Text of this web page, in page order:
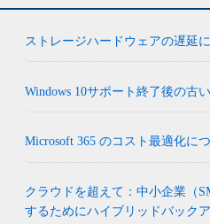
ストレージハードウェアの遅延
Windows 10サポート終了後の古
Microsoft 365 のコスト最適化に
クラウドを超えて：中小企業（
するためにハイブリッドバック